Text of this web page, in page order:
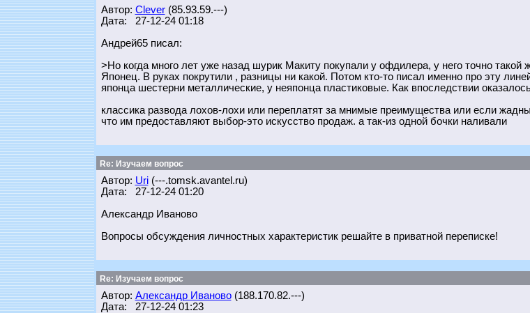
Автор: Clever(85.93.59.---)
Дата: 27-12-24 01:18
Андрей65 писал:
>Но когда много лет уже назад шурик Макиту покупали у офдилера, у него точно
Японец. В руках покрутили , разницы ни какой. Потом кто-то писал именно про эту
японца шестерни металлические, у неяпонца пластиковые. Как впоследствии
классика развода лохов-лохи или переплатят за мнимые преимущества или если
что им предоставляют выбор-это искусство продаж. а так-из одной бочки наливали
Re: Изучаем вопрос
Автор: Uri(---.tomsk.avantel.ru)
Дата: 27-12-24 01:20
Александр Иваново
Вопросы обсуждения личностных характеристик решайте в приватной переписке!
Re: Изучаем вопрос
Автор: Александр Иваново(188.170.82.---)
Дата: 27-12-24 01:23